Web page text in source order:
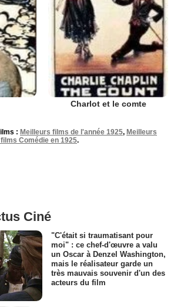
Charlot et le comte
: Meilleurs films de l'année 1925, Meilleurs
Comédie en 1925.
Ciné
"C'était si traumatisant pour
moi" : ce chef-d'œuvre a valu
un Oscar à Denzel Washington,
mais le réalisateur garde un
très mauvais souvenir d'un des
acteurs du film